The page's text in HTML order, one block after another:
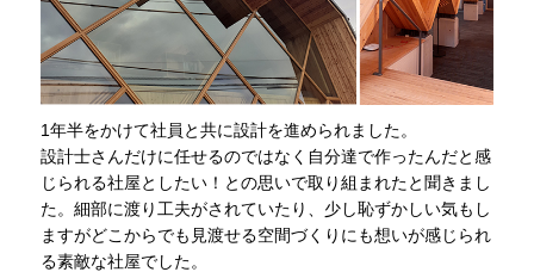
1年半をかけて社員と共に設計を進められました。
設計士さんだけに任せるのではなく自分達で作ったんだと感
じられる社屋としたい！との思いで取り組まれたと聞きまし
た。細部に渡り工夫がされていたり、少し恥ずかしい気もし
ますがどこからでも見渡せる空間づくりにも想いが感じられ
る素敵な社屋でした。